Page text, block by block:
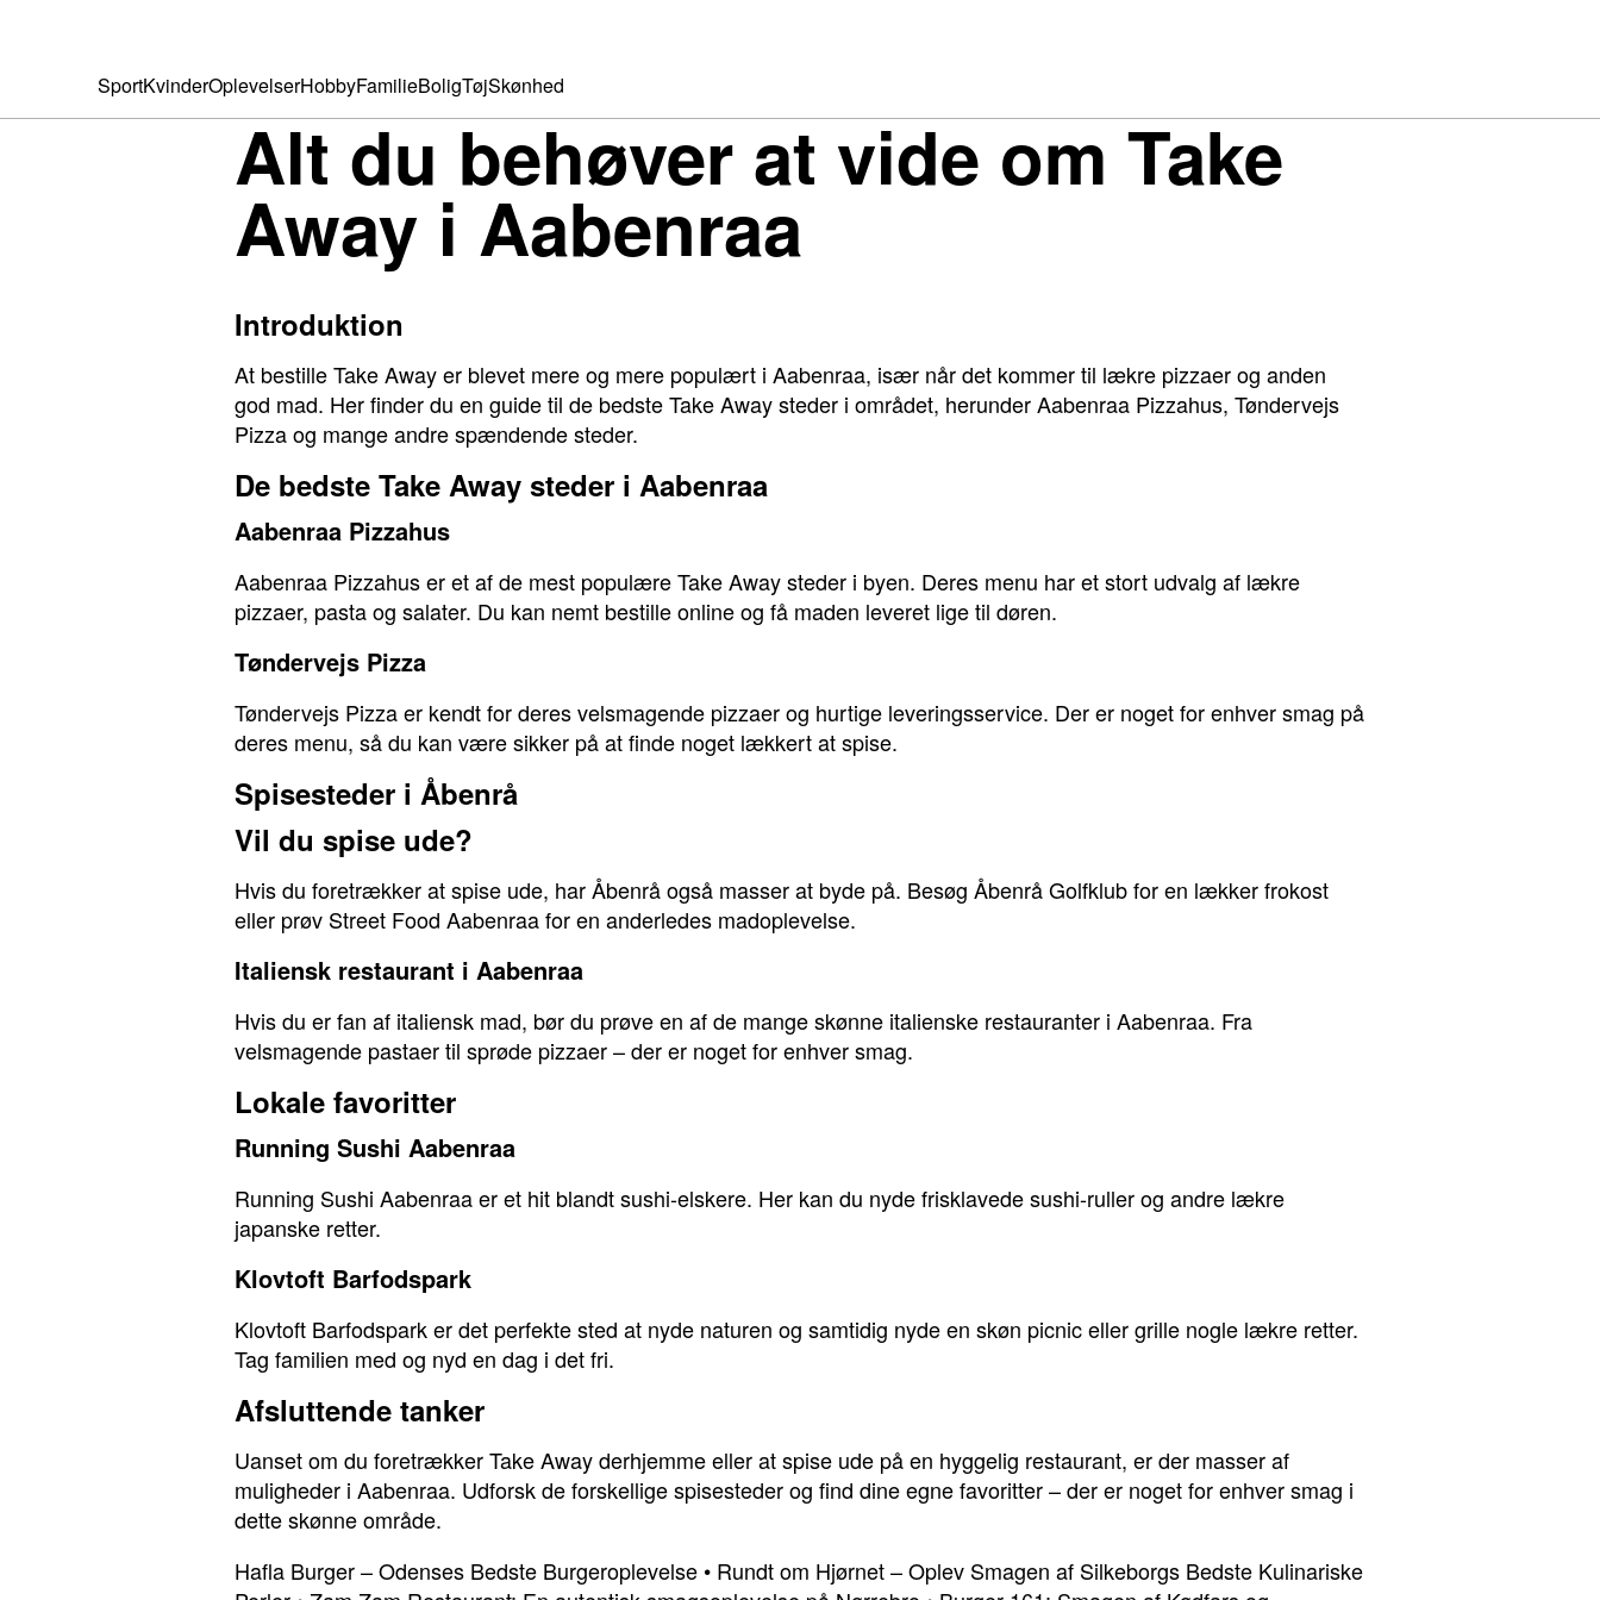
SportKvinderOplevelserHobbyFamilieBoligTøjSkønhed
Alt du behøver at vide om Take
Away i Aabenraa
Introduktion
At bestille Take Away er blevet mere og mere populært i Aabenraa, især når det kommer til lækre pizzaer og anden
god mad. Her finder du en guide til de bedste Take Away steder i området, herunder Aabenraa Pizzahus, Tøndervejs
Pizza og mange andre spændende steder.
De bedste Take Away steder i Aabenraa
Aabenraa Pizzahus
Aabenraa Pizzahus er et af de mest populære Take Away steder i byen. Deres menu har et stort udvalg af lækre
pizzaer, pasta og salater. Du kan nemt bestille online og få maden leveret lige til døren.
Tøndervejs Pizza
Tøndervejs Pizza er kendt for deres velsmagende pizzaer og hurtige leveringsservice. Der er noget for enhver smag på
deres menu, så du kan være sikker på at finde noget lækkert at spise.
Spisesteder i Åbenrå
Vil du spise ude?
Hvis du foretrækker at spise ude, har Åbenrå også masser at byde på. Besøg Åbenrå Golfklub for en lækker frokost
eller prøv Street Food Aabenraa for en anderledes madoplevelse.
Italiensk restaurant i Aabenraa
Hvis du er fan af italiensk mad, bør du prøve en af de mange skønne italienske restauranter i Aabenraa. Fra
velsmagende pastaer til sprøde pizzaer – der er noget for enhver smag.
Lokale favoritter
Running Sushi Aabenraa
Running Sushi Aabenraa er et hit blandt sushi-elskere. Her kan du nyde frisklavede sushi-ruller og andre lækre
japanske retter.
Klovtoft Barfodspark
Klovtoft Barfodspark er det perfekte sted at nyde naturen og samtidig nyde en skøn picnic eller grille nogle lækre retter.
Tag familien med og nyd en dag i det fri.
Afsluttende tanker
Uanset om du foretrækker Take Away derhjemme eller at spise ude på en hyggelig restaurant, er der masser af
muligheder i Aabenraa. Udforsk de forskellige spisesteder og find dine egne favoritter – der er noget for enhver smag i
dette skønne område.
Hafla Burger – Odenses Bedste Burgeroplevelse • Rundt om Hjørnet – Oplev Smagen af Silkeborgs Bedste Kulinariske